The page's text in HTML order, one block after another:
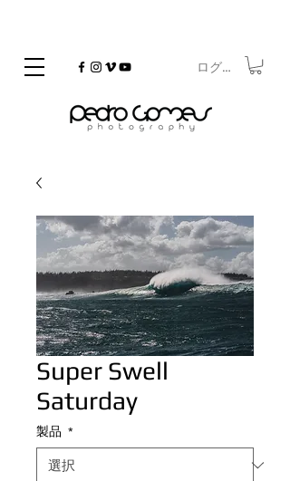
Copyrighted
ログイン
Super Swell
Saturday
製品 *